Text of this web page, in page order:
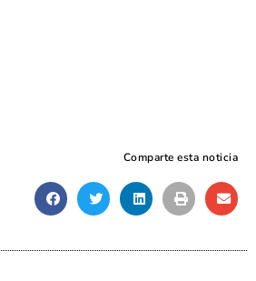
Comparte esta noticia